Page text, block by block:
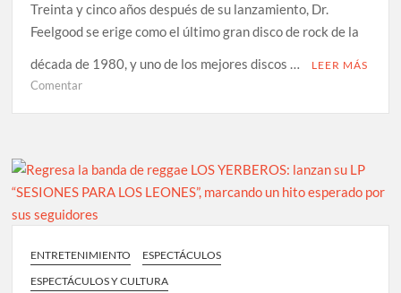
Treinta y cinco años después de su lanzamiento, Dr.
Feelgood se erige como el último gran disco de rock de la
década de 1980, y uno de los mejores discos …
LEER MÁS
Comentaren
su
de
aniversario
de
ENTRETENIMIENTO
ESPECTÁCULOS
ESPECTÁCULOS Y CULTURA